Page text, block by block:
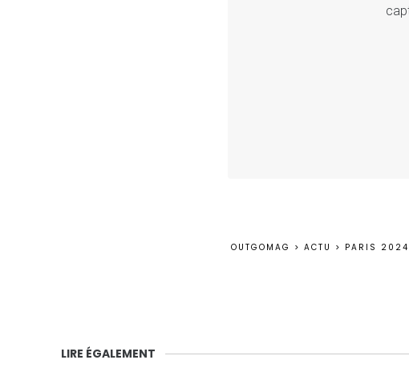
OUTGOMAG > ACTU > PARIS 2024
LIRE ÉGALEMENT